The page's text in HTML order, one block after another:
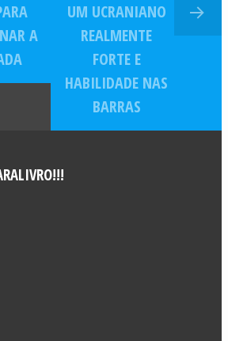
A
UM UCRANIANO
REALMENTE
FORTE E
HABILIDADE NAS
BARRAS